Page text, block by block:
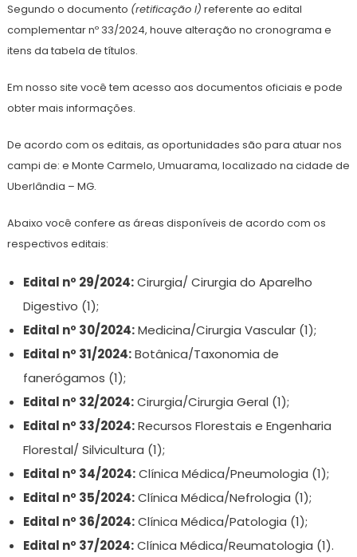
Segundo o documento (retificação I) referente ao edital
complementar nº 33/2024, houve alteração no cronograma e
itens da tabela de títulos.
Em nosso site você tem acesso aos documentos oficiais e pode
obter mais informações.
De acordo com os editais, as oportunidades são para atuar nos
campi de: e Monte Carmelo, Umuarama, localizado na cidade de
Uberlândia – MG.
Abaixo você confere as áreas disponíveis de acordo com os
respectivos editais:
Edital nº 29/2024:Cirurgia/ Cirurgia do Aparelho
Digestivo (1);
Edital nº 30/2024:Medicina/Cirurgia Vascular (1);
Edital nº 31/2024:Botânica/Taxonomia de
fanerógamos (1);
Edital nº 32/2024:Cirurgia/Cirurgia Geral (1);
Edital nº 33/2024:Recursos Florestais e Engenharia
Florestal/ Silvicultura (1);
Edital nº 34/2024:Clínica Médica/Pneumologia (1);
Edital nº 35/2024:Clínica Médica/Nefrologia (1);
Edital nº 36/2024:Clínica Médica/Patologia (1);
Edital nº 37/2024:Clínica Médica/Reumatologia (1).